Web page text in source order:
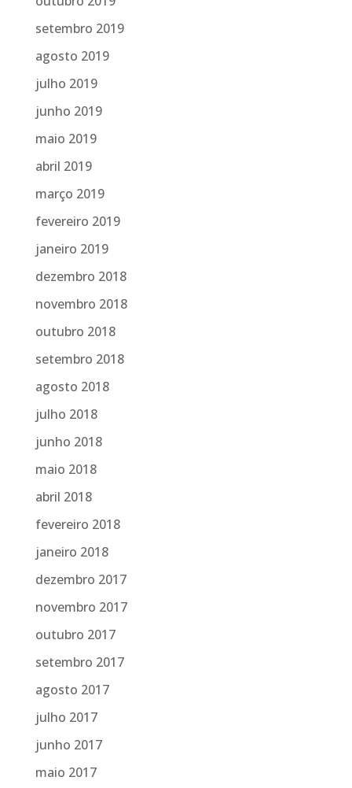
setembro 2019
agosto 2019
julho 2019
junho 2019
maio 2019
abril 2019
março 2019
fevereiro 2019
janeiro 2019
dezembro 2018
novembro 2018
outubro 2018
setembro 2018
agosto 2018
julho 2018
junho 2018
maio 2018
abril 2018
fevereiro 2018
janeiro 2018
dezembro 2017
novembro 2017
outubro 2017
setembro 2017
agosto 2017
julho 2017
junho 2017
maio 2017